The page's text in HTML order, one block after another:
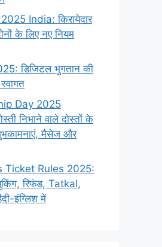
India: किरायेदार
के लिए नए नियम
डिजिटल भुगतान की
Day 2025
निभाने वाले दोस्‍तों के
मैसेज और
Ticket Rules 2025:
रिफंड, Tatkal,
इंग्लिश में